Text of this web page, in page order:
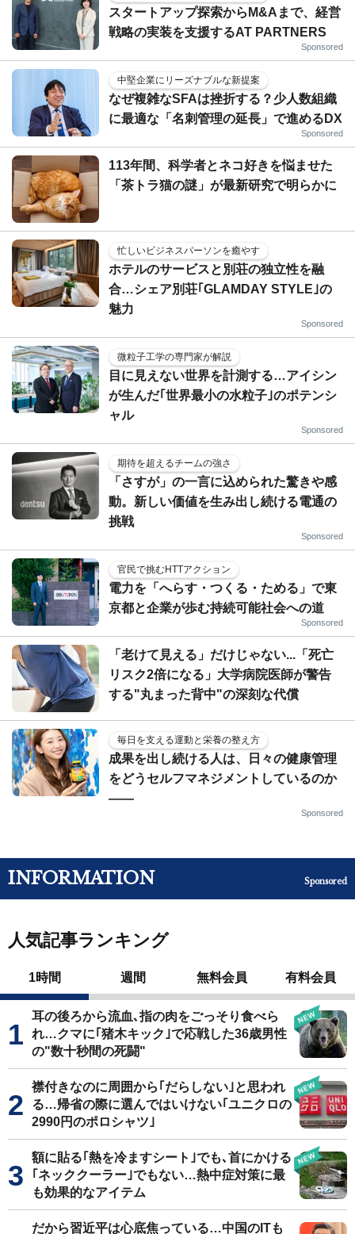
スタートアップ探索からM&Aまで、経営
戦略の実装を支援するAT PARTNERS
Sponsored
中堅企業にリーズナブルな新提案
なぜ複雑なSFAは挫折する？少人数組織
に最適な「名刺管理の延長」で進めるDX
Sponsored
113年間、科学者とネコ好きを悩ませた
「茶トラ猫の謎」が最新研究で明らかに
忙しいビジネスパーソンを癒やす
ホテルのサービスと別荘の独立性を融
合…シェア別荘｢GLAMDAY STYLE｣の
魅力
Sponsored
微粒子工学の専門家が解説
目に見えない世界を計測する…アイシン
が生んだ｢世界最小の水粒子｣のポテンシ
ャル
Sponsored
期待を超えるチームの強さ
「さすが」の一言に込められた驚きや感
動。新しい価値を生み出し続ける電通の
挑戦
Sponsored
官民で挑むHTTアクション
電力を「へらす・つくる・ためる」で東
京都と企業が歩む持続可能社会への道
Sponsored
「老けて見える」だけじゃない...「死亡
リスク2倍になる」大学病院医師が警告
する"丸まった背中"の深刻な代償
毎日を支える運動と栄養の整え方
成果を出し続ける人は、日々の健康管理
をどうセルフマネジメントしているのか
——
Sponsored
INFORMATION Sponsored
人気記事ランキング
1時間 週間 無料会員 有料会員
耳の後ろから流血､指の肉をごっそり食べら
れ…クマに｢猪木キック｣で応戦した36歳男性
の"数十秒間の死闘"
襟付きなのに周囲から｢だらしない｣と思われ
る…帰省の際に選んではいけない｢ユニクロの
2990円のポロシャツ｣
額に貼る｢熱を冷ますシート｣でも､首にかける
｢ネッククーラー｣でもない…熱中症対策に最
も効果的なアイテム
だから習近平は心底焦っている…中国のITも